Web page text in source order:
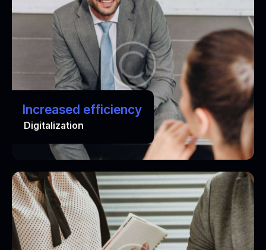
Increased efficiency
Digitalization